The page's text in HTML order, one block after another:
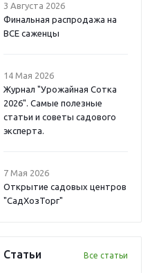
3 Августа 2026
Финальная распродажа на
ВСЕ саженцы
14 Мая 2026
Журнал "Урожайная Сотка
2026". Самые полезные
статьи и советы садового
эксперта.
7 Мая 2026
Открытие садовых центров
"СадХозТорг"
Статьи Все статьи